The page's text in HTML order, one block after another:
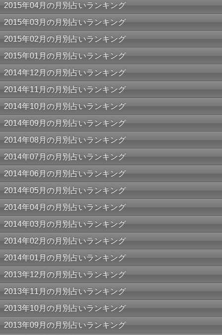
2015年04月の月別占いランキング
2015年03月の月別占いランキング
2015年02月の月別占いランキング
2015年01月の月別占いランキング
2014年12月の月別占いランキング
2014年11月の月別占いランキング
2014年10月の月別占いランキング
2014年09月の月別占いランキング
2014年08月の月別占いランキング
2014年07月の月別占いランキング
2014年06月の月別占いランキング
2014年05月の月別占いランキング
2014年04月の月別占いランキング
2014年03月の月別占いランキング
2014年02月の月別占いランキング
2014年01月の月別占いランキング
2013年12月の月別占いランキング
2013年11月の月別占いランキング
2013年10月の月別占いランキング
2013年09月の月別占いランキング